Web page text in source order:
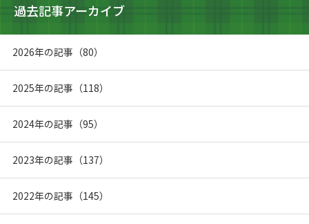
過去記事アーカイブ
2026年の記事（80）
2025年の記事（118）
2024年の記事（95）
2023年の記事（137）
2022年の記事（145）